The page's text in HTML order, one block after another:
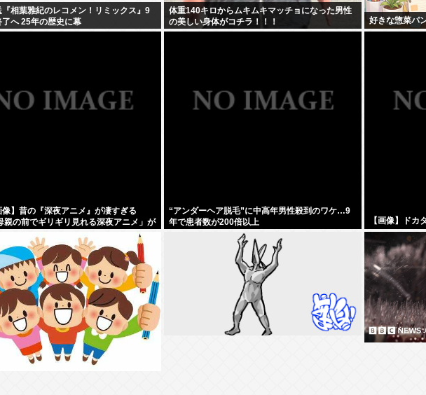
『相葉雅紀のレコメン！リミックス』9
了へ 25年の歴史に幕
体重140キロからムキムキマッチョになった男性
の美しい身体がコチラ！！！
好きな惣菜パ
像】昔の『深夜アニメ』が凄すぎる
親の前でギリギリ見れる深夜アニメ」が
“アンダーヘア脱毛”に中高年男性殺到のワケ…9
年で患者数が200倍以上
【画像】ドカ